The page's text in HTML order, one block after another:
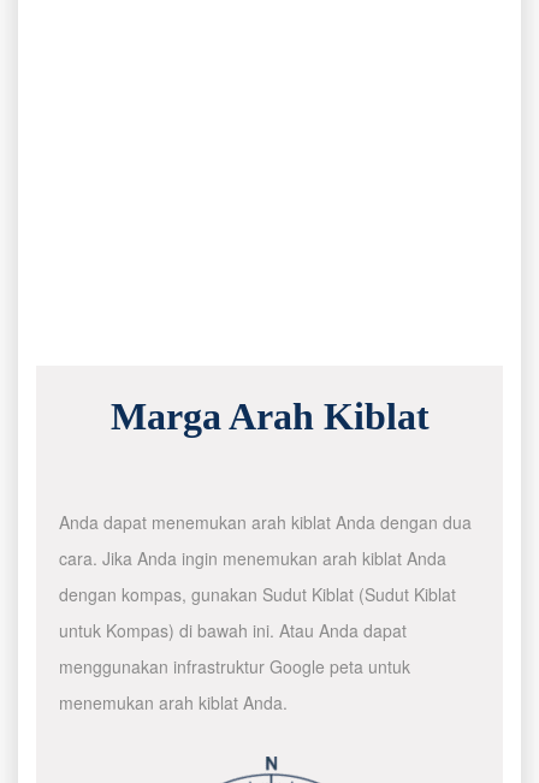
Marga Arah Kiblat
Anda dapat menemukan arah kiblat Anda dengan dua
cara. Jika Anda ingin menemukan arah kiblat Anda
dengan kompas, gunakan Sudut Kiblat (Sudut Kiblat
untuk Kompas) di bawah ini. Atau Anda dapat
menggunakan infrastruktur Google peta untuk
menemukan arah kiblat Anda.